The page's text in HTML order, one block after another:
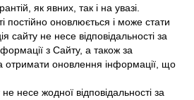
як явних, так і на увазі.
постійно оновлюється і може стати
сайту не несе відповідальності за
з Сайту, а також за
отримати оновлення інформації, що
несе жодної відповідальності за